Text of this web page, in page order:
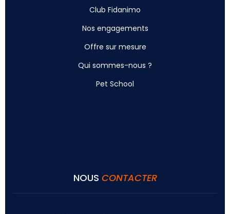
Club Fidanimo
Nos engagements
Offre sur mesure
Qui sommes-nous ?
Pet School
NOUS CONTACTER